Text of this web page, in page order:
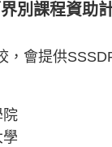
別課程資助
，會提供
院